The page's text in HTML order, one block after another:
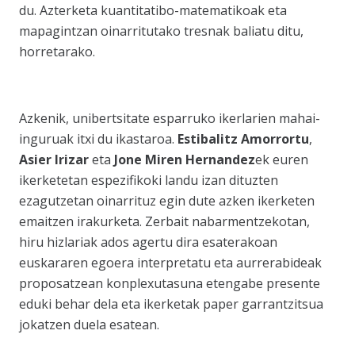
du. Azterketa kuantitatibo-matematikoak eta
mapagintzan oinarritutako tresnak baliatu ditu,
horretarako.
Azkenik, unibertsitate esparruko ikerlarien mahai-
inguruak itxi du ikastaroa. Estibalitz Amorrortu,
Asier Irizareta Jone Miren Hernandezek euren
ikerketetan espezifikoki landu izan dituzten
ezagutzetan oinarrituz egin dute azken ikerketen
emaitzen irakurketa. Zerbait nabarmentzekotan,
hiru hizlariak ados agertu dira esaterakoan
euskararen egoera interpretatu eta aurrerabideak
proposatzean konplexutasuna etengabe presente
eduki behar dela eta ikerketak paper garrantzitsua
jokatzen duela esatean.